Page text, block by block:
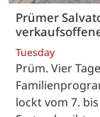
Prümer
Tuesday
Prüm. Vier
lockt vom 7.